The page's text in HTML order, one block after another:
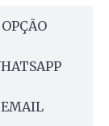
EMAIL